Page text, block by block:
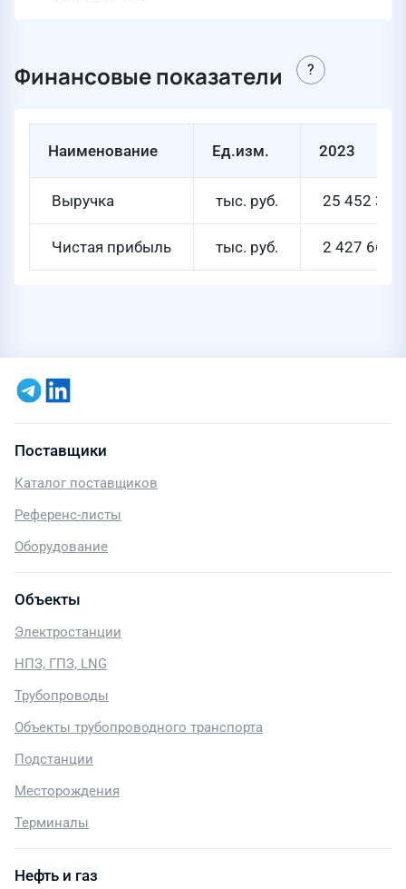
Финансовые показатели
Наименование Ед.изм. 2023
Выручка тыс. руб. 25 452 334
Чистая прибыль тыс. руб. 2 427 660
Поставщики
Каталог поставщиков
Референс-листы
Оборудование
Объекты
Электростанции
НПЗ, ГПЗ, LNG
Трубопроводы
Объекты трубопроводного транспорта
Подстанции
Месторождения
Терминалы
Нефть и газ